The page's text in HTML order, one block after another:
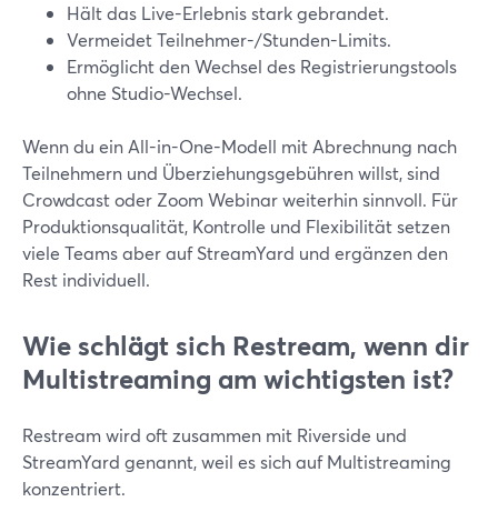
Hält das Live-Erlebnis stark gebrandet.
Vermeidet Teilnehmer-/Stunden-Limits.
Ermöglicht den Wechsel des Registrierungstools
ohne Studio-Wechsel.
Wenn du ein All-in-One-Modell mit Abrechnung nach
Teilnehmern und Überziehungsgebühren willst, sind
Crowdcast oder Zoom Webinar weiterhin sinnvoll. Für
Produktionsqualität, Kontrolle und Flexibilität setzen
viele Teams aber auf StreamYard und ergänzen den
Rest individuell.
Wie schlägt sich Restream, wenn dir
Multistreaming am wichtigsten ist?
Restream wird oft zusammen mit Riverside und
StreamYard genannt, weil es sich auf Multistreaming
konzentriert.